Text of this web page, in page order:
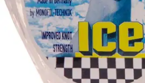
Erityisesti talvikalastukseen suunniteltu
Ominaisuudet